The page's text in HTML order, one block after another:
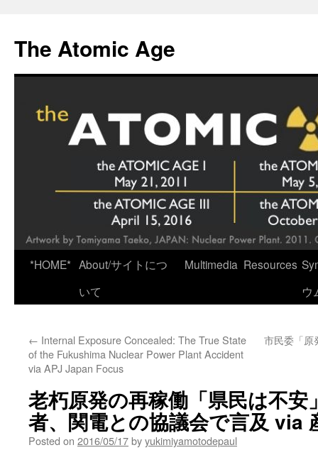
content
The Atomic Age
*HOME* About/サイトにつ
いて
Multimedia Resources
ウ
← Internal Exposure Concealed: The True State
of the Fukushima Nuclear Power Plant Accident
via APJ Japan Focus
市民委「
老朽原発の再稼働「県民は不
者、関電との協議会で言及 via
Posted on 2016/05/17byyukimiyamotodepaul